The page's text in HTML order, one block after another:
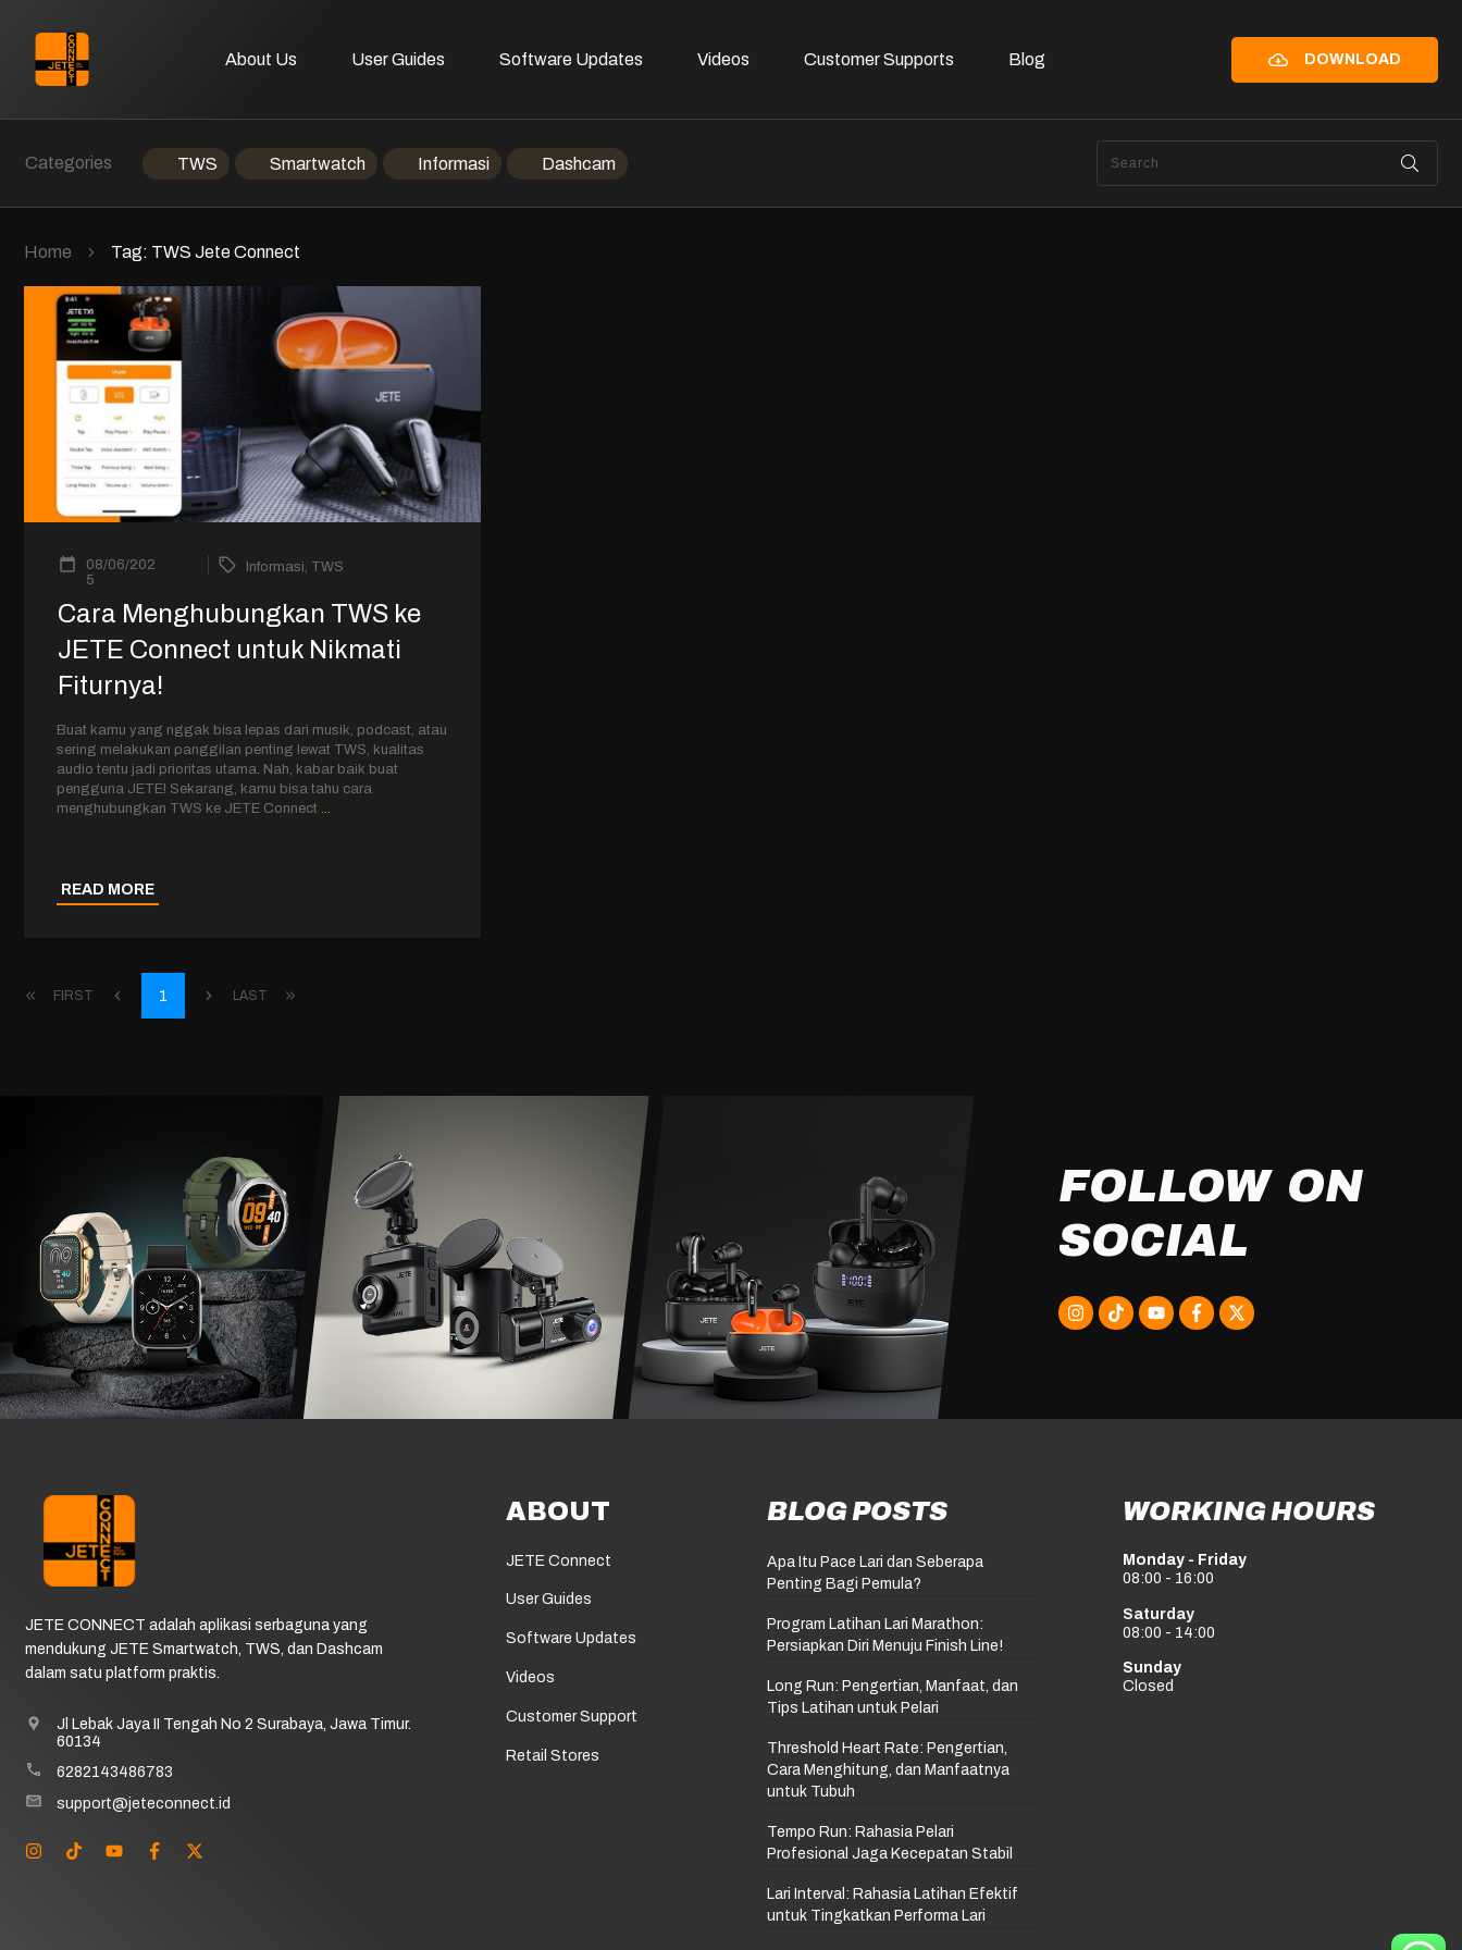
About Us User Guides Software Updates Videos Customer Supports Blog DOWNLOAD
Categories TWS Smartwatch Informasi Dashcam
Home Tag: TWS Jete Connect
08/06/202
5
Informasi, TWS
Cara Menghubungkan TWS ke
JETE Connect untuk Nikmati
Fiturnya!
Buat kamu yang nggak bisa lepas dari musik, podcast, atau
sering melakukan panggilan penting lewat TWS, kualitas
audio tentu jadi prioritas utama. Nah, kabar baik buat
pengguna JETE! Sekarang, kamu bisa tahu cara
menghubungkan TWS ke JETE Connect ...
READ MORE
FIRST 1 LAST
FOLLOW ON
SOCIAL
JETE CONNECT adalah aplikasi serbaguna yang
mendukung JETE Smartwatch, TWS, dan Dashcam
dalam satu platform praktis.
Jl Lebak Jaya II Tengah No 2 Surabaya, Jawa Timur.
60134
6282143486783
support@jeteconnect.id
ABOUT
JETE Connect
User Guides
Software Updates
Videos
Customer Support
Retail Stores
BLOG POSTS
Apa Itu Pace Lari dan Seberapa
Penting Bagi Pemula?
Program Latihan Lari Marathon:
Persiapkan Diri Menuju Finish Line!
Long Run: Pengertian, Manfaat, dan
Tips Latihan untuk Pelari
Threshold Heart Rate: Pengertian,
Cara Menghitung, dan Manfaatnya
untuk Tubuh
Tempo Run: Rahasia Pelari
Profesional Jaga Kecepatan Stabil
Lari Interval: Rahasia Latihan Efektif
untuk Tingkatkan Performa Lari
WORKING HOURS
Monday - Friday
08:00 - 16:00
Saturday
08:00 - 14:00
Sunday
Closed